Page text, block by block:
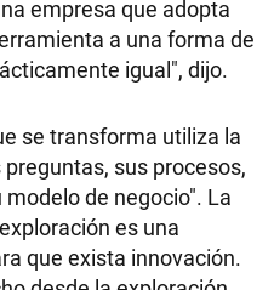
empresa que adopta
a una forma de
igual", dijo.
se transforma utiliza la
sus procesos,
de negocio". La
es una
que exista innovación.